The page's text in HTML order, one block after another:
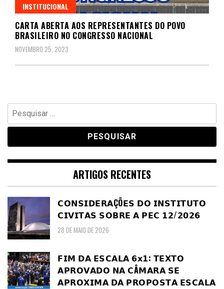
INSTITUCIONAL
CARTA ABERTA AOS REPRESENTANTES DO POVO
BRASILEIRO NO CONGRESSO NACIONAL
NOVEMBRO 25, 2023
Pesquisar
por:
ARTIGOS RECENTES
𝗖𝗢𝗡𝗦𝗜𝗗𝗘𝗥𝗔ÇÕ𝗘𝗦 𝗗𝗢 𝗜𝗡𝗦𝗧𝗜𝗧𝗨𝗧𝗢
𝗖𝗜𝗩𝗜𝗧𝗔𝗦 𝗦𝗢𝗕𝗥𝗘 𝗔 𝗣𝗘𝗖 𝟭𝟮/𝟮𝟬𝟮𝟲
28 DE MAIO DE 2026
𝗙𝗜𝗠 𝗗𝗔 𝗘𝗦𝗖𝗔𝗟𝗔 𝟲𝘅𝟭: 𝗧𝗘𝗫𝗧𝗢
𝗔𝗣𝗥𝗢𝗩𝗔𝗗𝗢 𝗡𝗔 𝗖Â𝗠𝗔𝗥𝗔 𝗦𝗘
𝗔𝗣𝗥𝗢𝗫𝗜𝗠𝗔 𝗗𝗔 𝗣𝗥𝗢𝗣𝗢𝗦𝗧𝗔 𝗘𝗦𝗖𝗔𝗟𝗔